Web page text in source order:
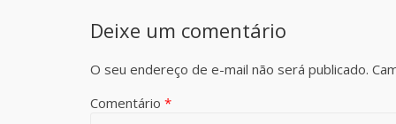
Deixe um comentário
O seu endereço de e-mail não será publicado.
Comentário *